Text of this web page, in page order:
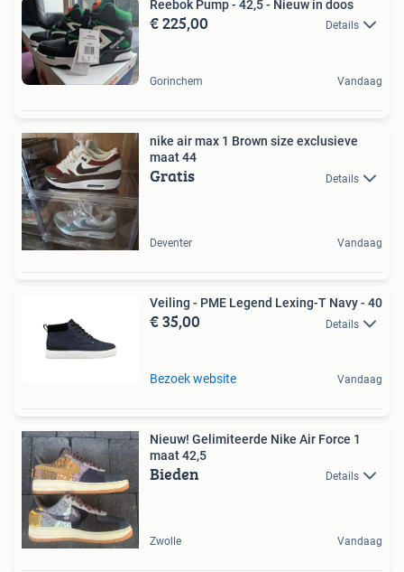
Reebok Pump - 42,5 - Nieuw in doos
€ 225,00 Details
Gorinchem Vandaag
nike air max 1 Brown size exclusieve
maat 44
Gratis Details
Deventer Vandaag
Veiling - PME Legend Lexing-T Navy - 40
€ 35,00 Details
Bezoek website Vandaag
Nieuw! Gelimiteerde Nike Air Force 1
maat 42,5
Bieden Details
Zwolle Vandaag